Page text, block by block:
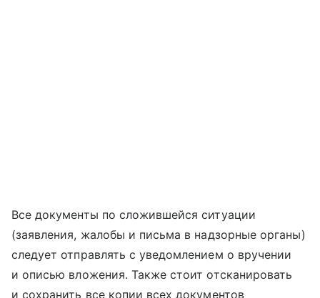
Все документы по сложившейся ситуации
(заявления, жалобы и письма в надзорные органы)
следует отправлять с уведомлением о вручении
и описью вложения. Также стоит отсканировать
и сохранить все копии всех документов